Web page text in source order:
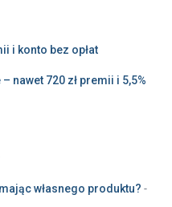
i konto bez opłat
nawet 720 zł premii i 5,5%
własnego produktu? -